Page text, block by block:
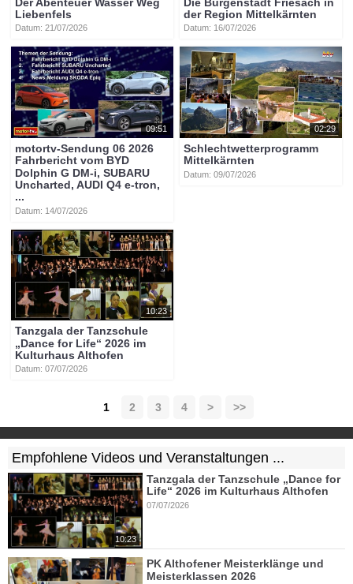
Liebenfels
Datum: 21/07/2026
der Region Mittelkärnten
Datum: 16/07/2026
09:51
motortv-Sendung 06 2026
Fahrbericht vom BYD
Dolphin G DM-i, SUBARU
Uncharted, AUDI Q4 e-tron,
...
Datum: 14/07/2026
02:29
Schlechtwetterprogramm
Mittelkärnten
Datum: 09/07/2026
10:23
Tanzgala der Tanzschule
„Dance for Life“ 2026 im
Kulturhaus Althofen
Datum: 07/07/2026
1 2 3 4 > >>
Empfohlene Videos und Veranstaltungen ...
10:23
Tanzgala der Tanzschule „Dance for
Life“ 2026 im Kulturhaus Althofen
07/07/2026
PK Althofener Meisterklänge und
Meisterklassen 2026